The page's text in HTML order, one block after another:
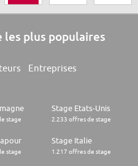
les plus populaires
Entreprises
stage
Stage Etats-Unis
2.233 offres de stage
stage
Stage Italie
1.217 offres de stage